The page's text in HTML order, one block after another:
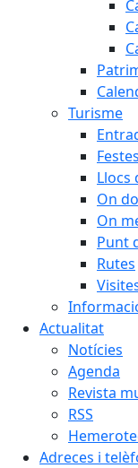
Turisme
Llocs
On
On
Punt
Rutes
Actualitat
Notícies
Agenda
Revista
RSS
Adreces i